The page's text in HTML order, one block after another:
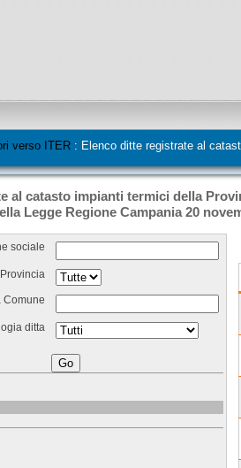
verso ITER : Elenco ditte registrate al
al catasto impianti termici della
Legge Regione Campania 20
sociale
Comune
ditta